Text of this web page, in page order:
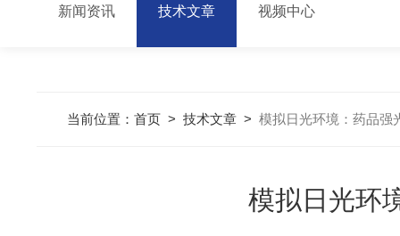
新闻资讯 技术文章 视频中心
当前位置： 首页> 技术文章> 模拟日光环境：药品强
模拟日光环